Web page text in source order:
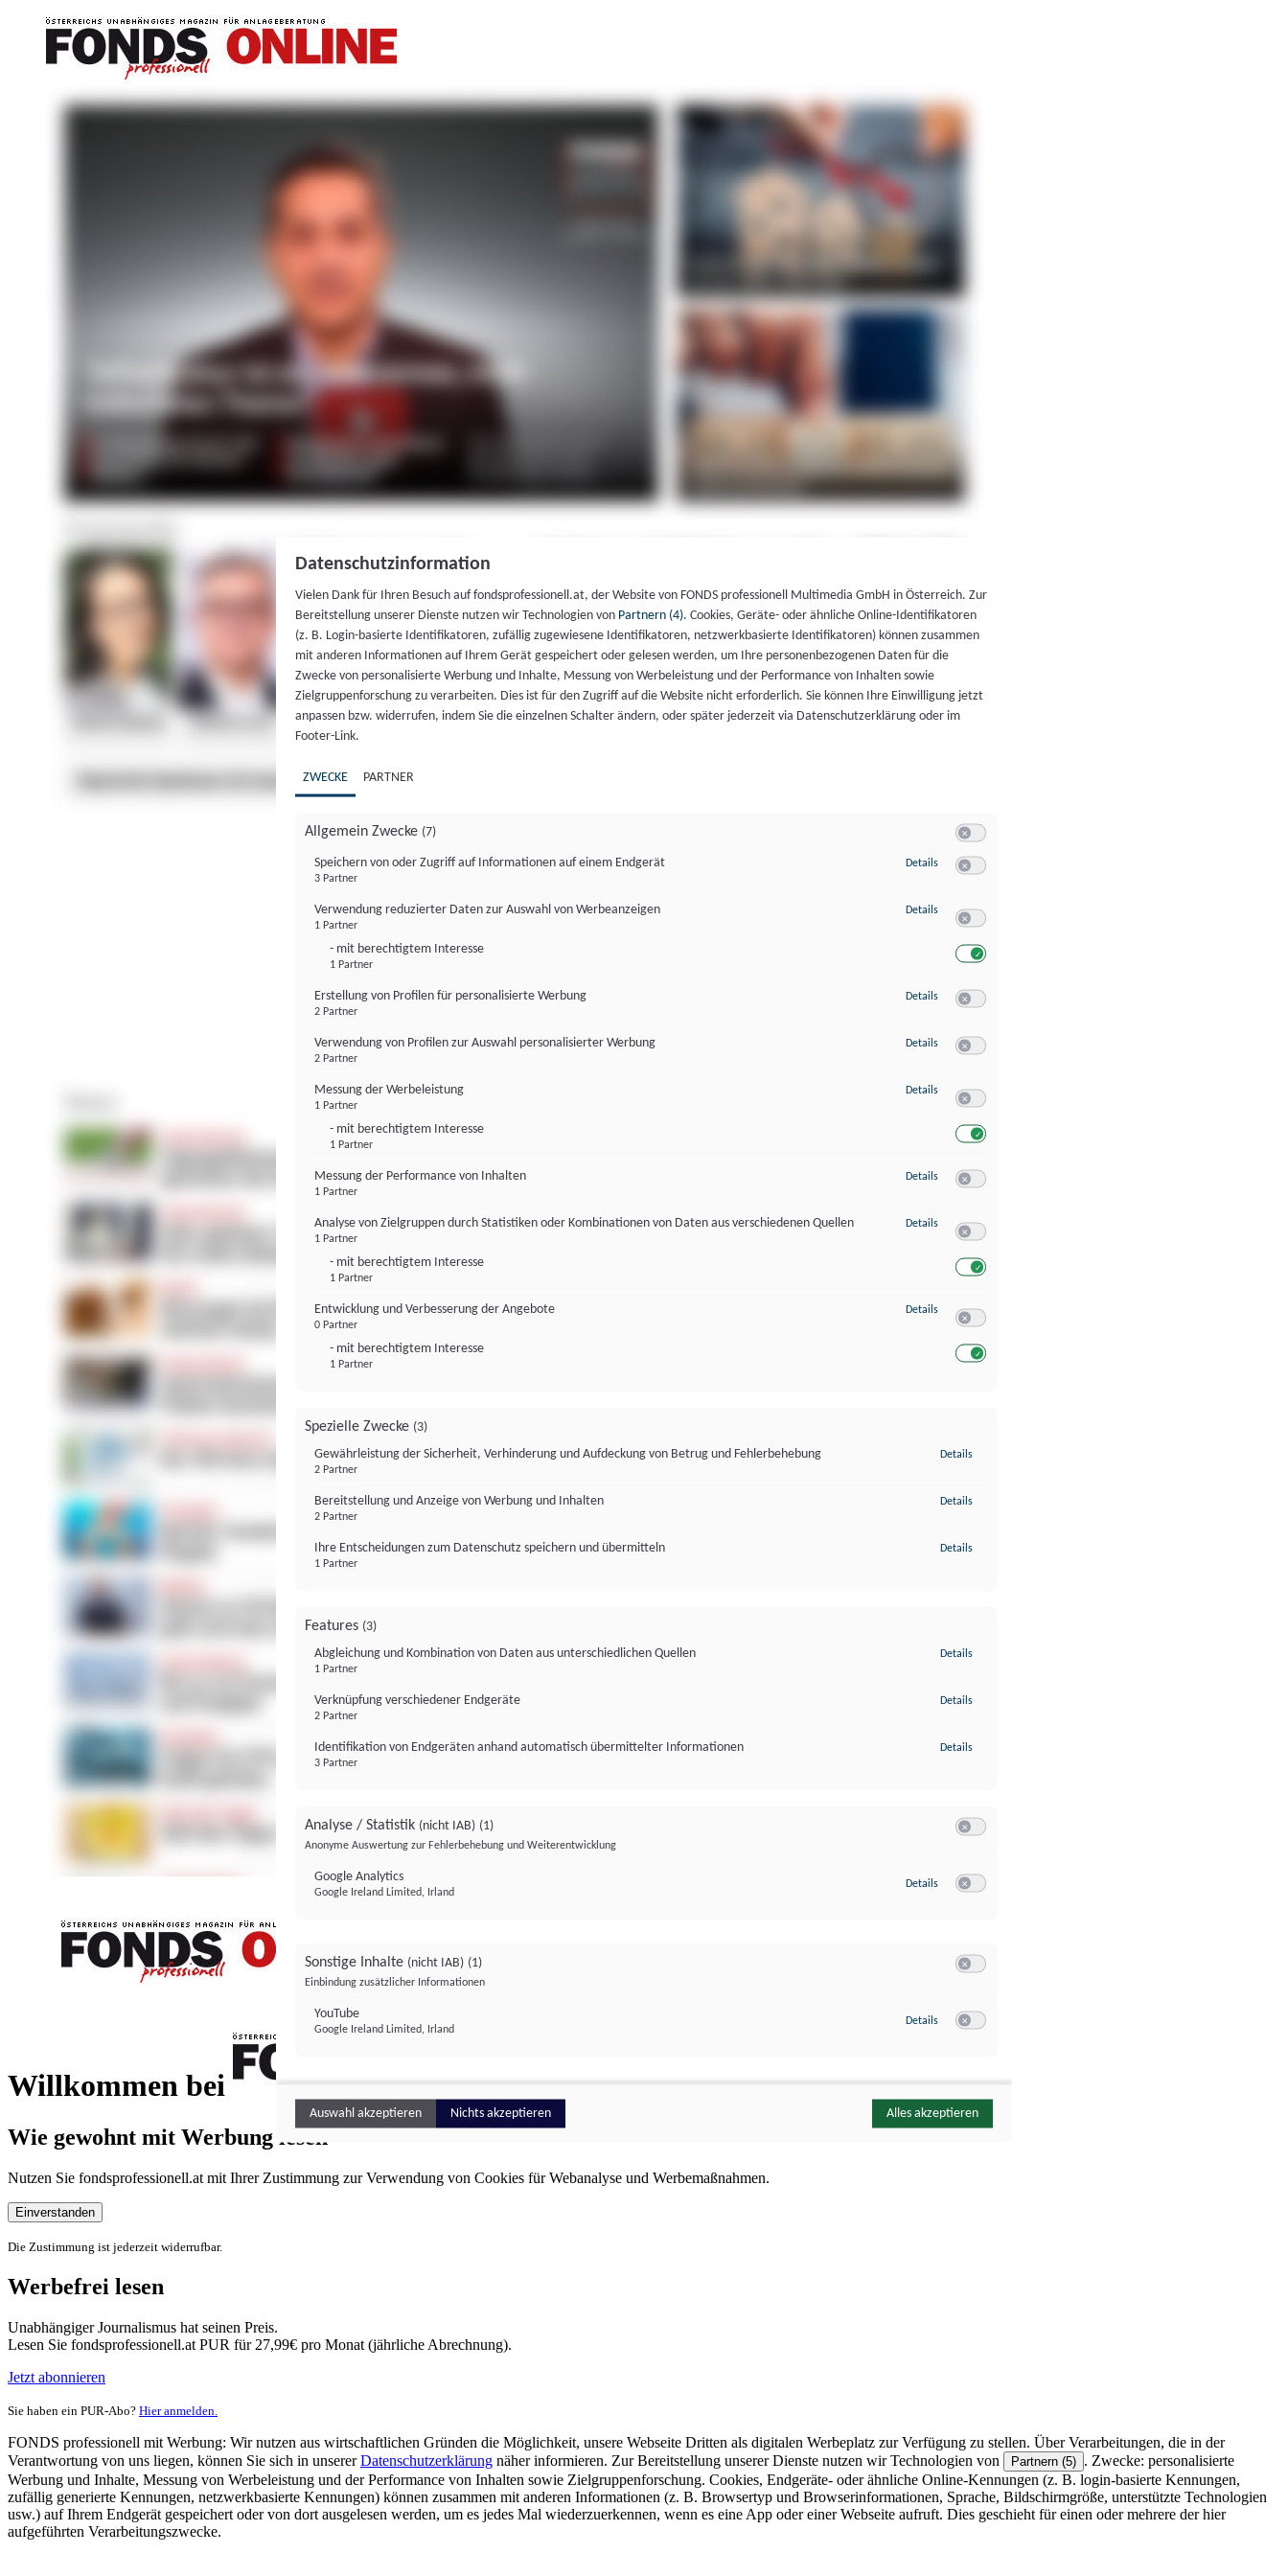
Willkommen bei
FONDS professionell
Wie gewohnt mit Werbung lesen
Nutzen Sie fondsprofessionell.at mit Ihrer Zustimmung zur Verwendung von Cookies für Webanalyse und Werbemaßnahmen.
Einverstanden
Die Zustimmung ist jederzeit widerrufbar.
Werbefrei lesen
Unabhängiger Journalismus hat seinen Preis.
Lesen Sie fondsprofessionell.at PUR für 27,99€ pro Monat (jährliche Abrechnung).
Jetzt abonnieren
Sie haben ein PUR-Abo? Hier anmelden.
FONDS professionell mit Werbung: Wir nutzen aus wirtschaftlichen Gründen die Möglichkeit, unsere Webseite Dritten als digitalen Werbeplatz zur Verfügung zu stellen. Über Verarbeitungen, die in der
Verantwortung von uns liegen, können Sie sich in unsererDatenschutzerklärung näher informieren. Zur Bereitstellung unserer Dienste nutzen wir Technologien von Partnern (5) . Zwecke: personalisierte
Werbung und Inhalte, Messung von Werbeleistung und der Performance von Inhalten sowie Zielgruppenforschung. Cookies, Endgeräte- oder ähnliche Online-Kennungen (z. B. login-basierte Kennungen,
zufällig generierte Kennungen, netzwerkbasierte Kennungen) können zusammen mit anderen Informationen (z. B. Browsertyp und Browserinformationen, Sprache, Bildschirmgröße, unterstützte Technologien
usw.) auf Ihrem Endgerät gespeichert oder von dort ausgelesen werden, um es jedes Mal wiederzuerkennen, wenn es eine App oder einer Webseite aufruft. Dies geschieht für einen oder mehrere der hier
aufgeführten Verarbeitungszwecke.
Datenschutzinformation
Vielen Dank für Ihren Besuch auf fondsprofessionell.at, der Website von FONDS professionell Multimedia GmbH in Österreich. Zur
Bereitstellung unserer Dienste nutzen wir Technologien von Partnern (4). Cookies, Geräte- oder ähnliche Online-Identifikatoren
(z. B. Login-basierte Identifikatoren, zufällig zugewiesene Identifikatoren, netzwerkbasierte Identifikatoren) können zusammen
mit anderen Informationen auf Ihrem Gerät gespeichert oder gelesen werden, um Ihre personenbezogenen Daten für die
Zwecke von personalisierte Werbung und Inhalte, Messung von Werbeleistung und der Performance von Inhalten sowie
Zielgruppenforschung zu verarbeiten. Dies ist für den Zugriff auf die Website nicht erforderlich. Sie können Ihre Einwilligung jetzt
anpassen bzw. widerrufen, indem Sie die einzelnen Schalter ändern, oder später jederzeit via Datenschutzerklärung oder im
Footer-Link.
ZWECKE PARTNER
Allgemein Zwecke (7)
Speichern von oder Zugriff auf Informationen auf einem Endgerät
3 Partner
Details zu Speichern von oder Zugriff auf Informationen auf einem Endgerät
Verwendung reduzierter Daten zur Auswahl von Werbeanzeigen
1 Partner
- mit berechtigtem Interesse
1 Partner
Details zu Verwendung reduzierter Daten zur Auswahl von Werbeanzeigen
Erstellung von Profilen für personalisierte Werbung
2 Partner
Details zu Erstellung von Profilen für personalisierte Werbung
Verwendung von Profilen zur Auswahl personalisierter Werbung
2 Partner
Details zu Verwendung von Profilen zur Auswahl personalisierter Werbung
Messung der Werbeleistung
1 Partner
- mit berechtigtem Interesse
1 Partner
Details zu Messung der Werbeleistung
Messung der Performance von Inhalten
1 Partner
Details zu Messung der Performance von Inhalten
Analyse von Zielgruppen durch Statistiken oder Kombinationen von Daten aus verschiedenen Quellen
1 Partner
- mit berechtigtem Interesse
1 Partner
Details zu Analyse von Zielgruppen durch Statistiken oder Kombinationen von
Entwicklung und Verbesserung der Angebote
0 Partner
- mit berechtigtem Interesse
1 Partner
Details zu Entwicklung und Verbesserung der Angebote
Spezielle Zwecke (3)
Gewährleistung der Sicherheit, Verhinderung und Aufdeckung von Betrug und Fehlerbehebung
2 Partner
Details
Bereitstellung und Anzeige von Werbung und Inhalten
2 Partner
Details
Ihre Entscheidungen zum Datenschutz speichern und übermitteln
1 Partner
Details
Features (3)
Abgleichung und Kombination von Daten aus unterschiedlichen Quellen
1 Partner
Details
Verknüpfung verschiedener Endgeräte
2 Partner
Details
Identifikation von Endgeräten anhand automatisch übermittelter Informationen
3 Partner
Details
Analyse / Statistik (nicht IAB) (1)
Anonyme Auswertung zur Fehlerbehebung und Weiterentwicklung
Google Analytics
Google Ireland Limited, Irland
Details zu Google Analytics
Sonstige Inhalte (nicht IAB) (1)
Einbindung zusätzlicher Informationen
YouTube
Google Ireland Limited, Irland
Details zu YouTube
Auswahl akzeptieren Nichts akzeptieren Alles akzeptieren